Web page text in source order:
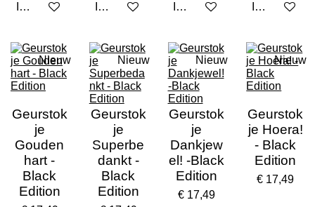
In winkelwagen In winkelwagen In winkelwagen In
Nieuw
Geurstok
je
Gouden
hart -
Black
Edition
Nieuw
Geurstok
je
Superbe
dankt -
Black
Edition
Nieuw
Geurstok
je
Dankjew
el! -Black
Edition
€ 17,49
Nieuw
Geurstok
je Hoera!
- Black
Edition
€ 17,49